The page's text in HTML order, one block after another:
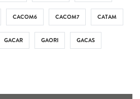
CACOM6 CACOM7 CATAM
GACAR GAORI GACAS